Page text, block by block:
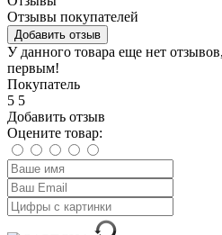
Отзывы покупателей
Добавить отзыв
У данного товара еще нет
первым!
Покупатель
5 5
Добавить отзыв
Оцените товар: